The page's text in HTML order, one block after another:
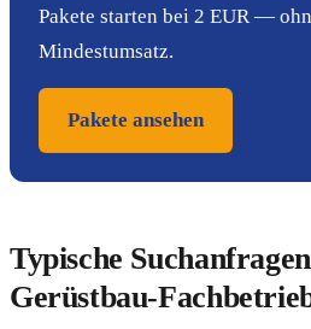
Pakete starten bei 2 EUR —
Mindestumsatz.
Pakete ansehen
Typische
Gerüstbau-